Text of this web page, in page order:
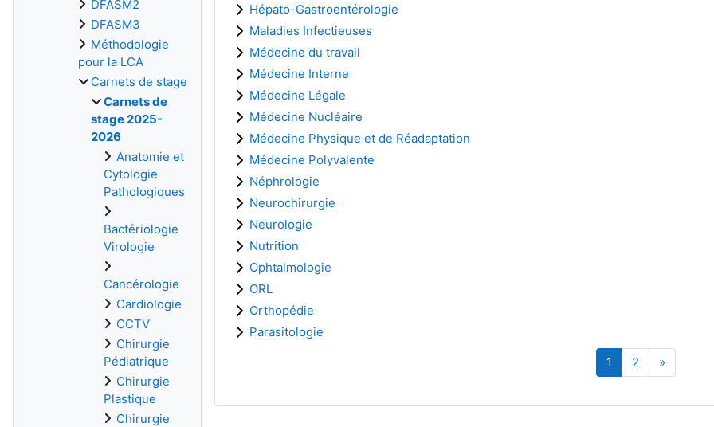
Hépato-Gastroentérologie
Maladies Infectieuses
Médecine du travail
Médecine Interne
Médecine Légale
Médecine Nucléaire
Médecine Physique et de Réadaptation
Médecine Polyvalente
Néphrologie
Neurochirurgie
Neurologie
Nutrition
Ophtalmologie
ORL
Orthopédie
Parasitologie
1 Page 1
2 Page 2
»
DFASM2
DFASM3
Méthodologie
pour la LCA
Carnets de stage
Carnets de
stage 2025-
2026
Anatomie et
Cytologie
Pathologiques
Bactériologie
Virologie
Cancérologie
Cardiologie
CCTV
Chirurgie
Pédiatrique
Chirurgie
Plastique
Chirurgie